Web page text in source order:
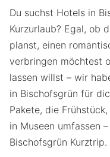
Du suchst Hotels in
Kurzurlaub? Egal, ob
planst, einen
verbringen möchtest
lassen willst – wir
in Bischofsgrün für
Pakete, die
in Museen umfassen
Bischofsgrün Kurztrip.